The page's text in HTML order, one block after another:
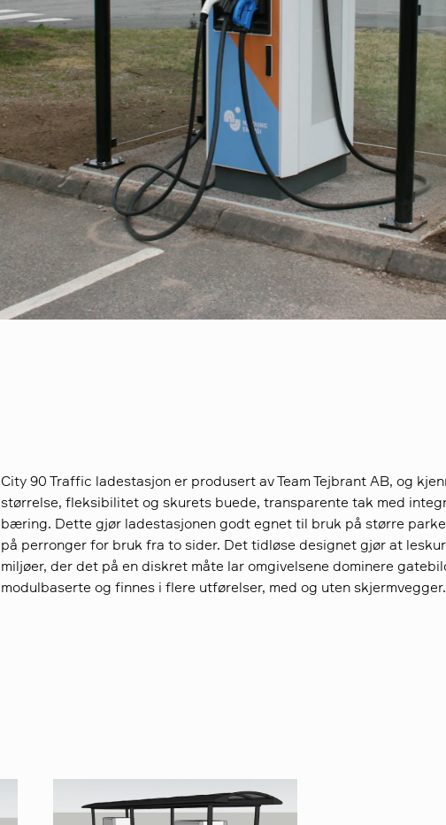
City 90 Traffic ladestasjon er produsert av Team Tejbrant AB, og
størrelse, fleksibilitet og skurets buede, transparente tak med
bæring. Dette gjør ladestasjonen godt egnet til bruk på større
på perronger for bruk fra to sider. Det tidløse designet gjør at
miljøer, der det på en diskret måte lar omgivelsene dominere
modulbaserte og finnes i flere utførelser, med og uten skjermvegger.